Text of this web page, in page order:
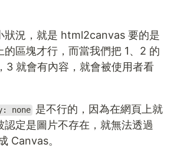
狀況，就是 html2canvas 要的是
的區塊才行，而當我們把 1、2 的
3 就會有內容，就會被使用者看
none 是不行的，因為在網頁上就
認定是圖片不存在，就無法透過
Canvas。